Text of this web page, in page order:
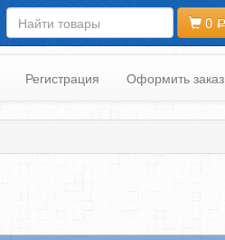
0
Регистрация Оформить заказ